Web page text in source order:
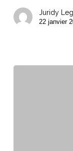
Design
Juridy
22 janvier